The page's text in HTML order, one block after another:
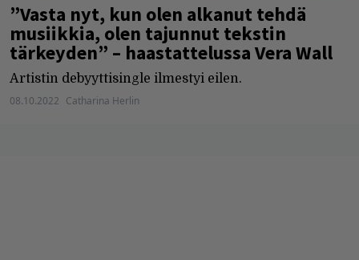
”Vasta nyt, kun olen alkanut tehdä
musiikkia, olen tajunnut tekstin
tärkeyden” – haastattelussa Vera Wall
Artistin debyyttisingle ilmestyi eilen.
08.10.2022 Catharina Herlin